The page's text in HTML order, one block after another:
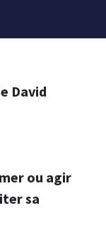
David
ou agir
sa